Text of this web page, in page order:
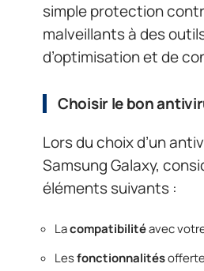
simple protection
malveillants à des
d’optimisation et de
Choisir le bon
Lors du choix d’un
Samsung Galaxy,
éléments suivants :
Lacompatibilitéavec
Lesfonctionnalités